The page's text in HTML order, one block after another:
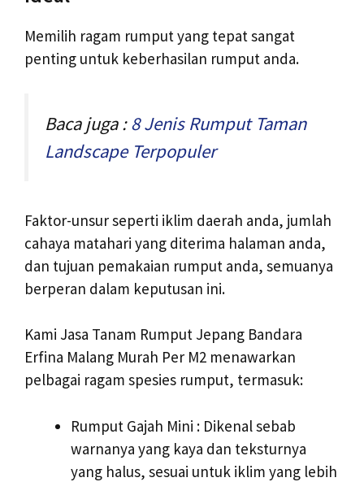
Memilih ragam rumput yang tepat sangat
penting untuk keberhasilan rumput anda.
Baca juga :8 Jenis Rumput Taman
Landscape Terpopuler
Faktor-unsur seperti iklim daerah anda, jumlah
cahaya matahari yang diterima halaman anda,
dan tujuan pemakaian rumput anda, semuanya
berperan dalam keputusan ini.
Kami Jasa Tanam Rumput Jepang Bandara
Erfina Malang Murah Per M2 menawarkan
pelbagai ragam spesies rumput, termasuk:
Rumput Gajah Mini : Dikenal sebab
warnanya yang kaya dan teksturnya
yang halus, sesuai untuk iklim yang lebih